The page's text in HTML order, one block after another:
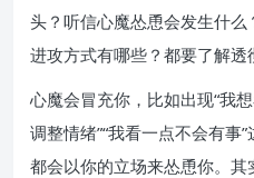
头？听信心魔怂恿会发生什
进攻方式有哪些？都要了解透
心魔会冒充你，比如出现“我
调整情绪”“我看一点不会有事
都会以你的立场来怂恿你。其